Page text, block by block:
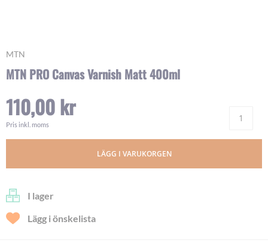
MTN
MTN PRO Canvas Varnish Matt 400ml
110,00 kr
Pris inkl. moms
LÄGG I VARUKORGEN
I lager
Lägg i önskelista
Skip
the
of
images